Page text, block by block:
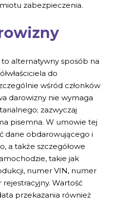
zabezpieczenia.
alternatywny sposób na
do
wśród członków
darowizny nie wymaga
zazwyczaj
pisemna. W umowie tej
dane obdarowującego i
a także szczegółowe
takie jak
numer VIN, numer
rejestracyjny. Wartość
przekazania również